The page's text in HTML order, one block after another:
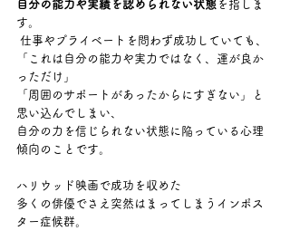
自分の能力や実績を認められない状態 を指しま
す。
仕事やプライベートを問わず成功していても、
「これは自分の能力や実力ではなく、運が良か
っただけ」
「周囲のサポートがあったからにすぎない」と
思い込んでしまい、
自分の力を信じられない状態に陥っている心理
傾向のことです。
ハリウッド映画で成功を収めた
多くの俳優でさえ突然はまってしまうインポス
ター症候群。